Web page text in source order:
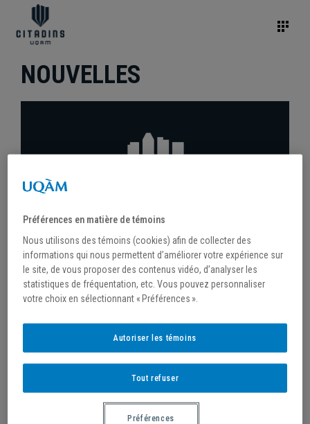
NOUVELLES
15 février 2021
Préférences en matière de témoins
Nous utilisons des témoins (cookies) afin de collecter des
informations qui nous permettent d’améliorer votre expérience sur
le site, de vous proposer des contenus vidéo, d’analyser les
statistiques de fréquentation, etc. Vous pouvez personnaliser
votre choix en sélectionnant « Préférences ».
Tout refuser
Autoriser les témoins
Préférences